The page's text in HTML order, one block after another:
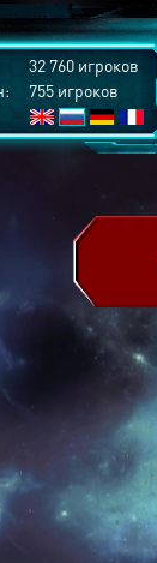
32 760 игроков
755 игроков